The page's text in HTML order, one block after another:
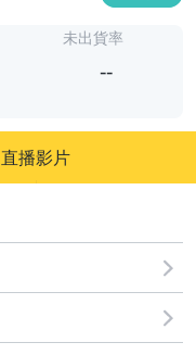
未出貨率
--
直播影片